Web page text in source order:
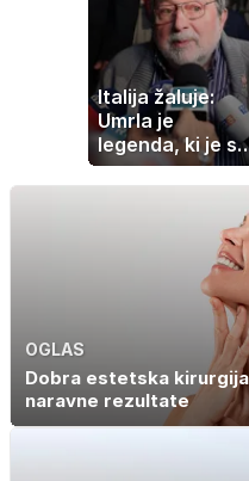
Italija žaluje:
Umrla je
legenda, ki je s
svojimi pesmimi
zaznamovala
OGLAS
Dobra estetska
naravne rezultate